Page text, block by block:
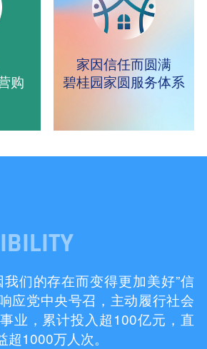
家因信任而圆满
碧桂园家圆服务体系
购
我们的存在而变得更加美好”信
应党中央号召，主动履行社会
业，累计投入超100亿元，直
1000万人次。